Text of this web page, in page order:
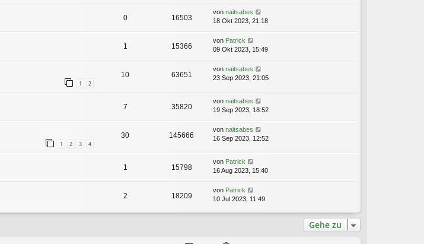
0 16503
von naitsabes
18 Okt 2023, 21:18
1 15366
von Patrick
09 Okt 2023, 15:49
1 2
10 63651
von naitsabes
23 Sep 2023, 21:05
7 35820
von naitsabes
19 Sep 2023, 18:52
1 2 3 4
30 145666
von naitsabes
16 Sep 2023, 12:52
1 15798
von Patrick
16 Aug 2023, 15:40
2 18209
von Patrick
10 Jul 2023, 11:49
Gehe zu